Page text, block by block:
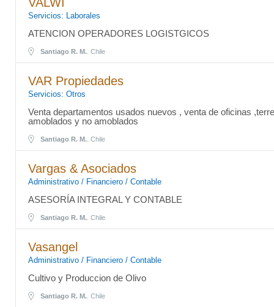
Servicios: Laborales
ATENCION OPERADORES LOGISTGICOS
Santiago R. M. . Chile
VAR Propiedades
Servicios: Otros
Venta departamentos usados nuevos , venta de oficinas
amoblados y no amoblados
Santiago R. M. . Chile
Vargas & Asociados
Administrativo / Financiero / Contable
ASESORÍA INTEGRAL Y CONTABLE
Santiago R. M. . Chile
Vasangel
Administrativo / Financiero / Contable
Cultivo y Produccion de Olivo
Santiago R. M. . Chile